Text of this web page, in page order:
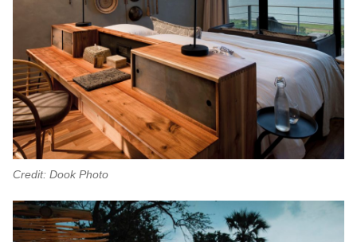
Credit: Dook Photo